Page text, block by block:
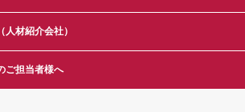
材紹介会社）
ご担当者様へ